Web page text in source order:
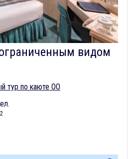
видом
тур по каюте OO
2